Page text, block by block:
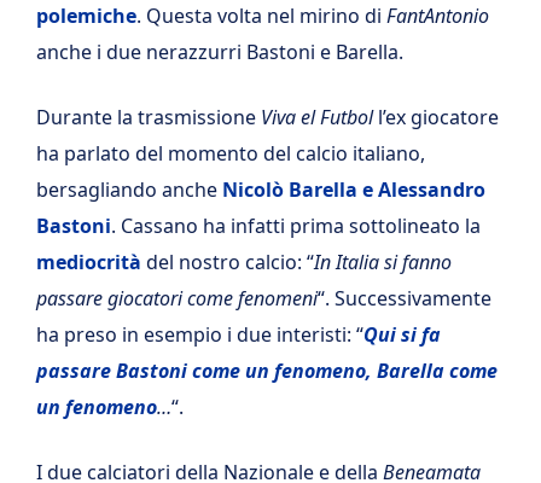
polemiche. Questa volta nel mirino di FantAntonio
anche i due nerazzurri Bastoni e Barella.
Durante la trasmissione Viva el Futboll’ex giocatore
ha parlato del momento del calcio italiano,
bersagliando anche Nicolò Barella e Alessandro
Bastoni. Cassano ha infatti prima sottolineato la
mediocrità del nostro calcio: “In Italia si fanno
passare giocatori come fenomeni“. Successivamente
ha preso in esempio i due interisti: “Qui si fa
passare Bastoni come un fenomeno, Barella come
un fenomeno…“.
I due calciatori della Nazionale e della Beneamata